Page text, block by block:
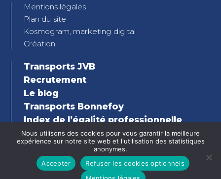
Mentions légales
Plan du site
Kosmogram, marketing digital
Création
Transports JVB
Recrutement
Le blog
Transports Bonnefoy
Index de l’égalité professionnelle
Femmes-Hommes
Nous utilisons des cookies pour vous garantir la meilleure
expérience sur notre site web et l'utilisation des statistiques
anonymes.
Accepter
Refuser les cookies optionnels